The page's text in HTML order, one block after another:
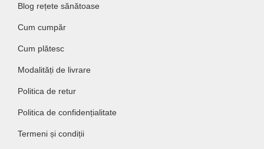
Blog rețete sănătoase
Cum cumpăr
Cum plătesc
Modalități de livrare
Politica de retur
Politica de confidențialitate
Termeni și condiții